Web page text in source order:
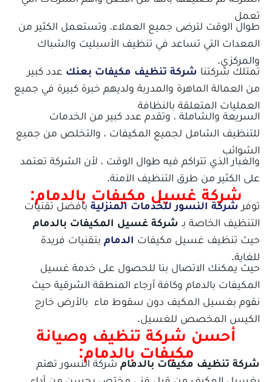
تعمل
طوال الوقت لترضى جميع العملاء، وتستعمل الكثير من
المعدات التي تساعد في تنظيف الأسبليت والشباك
والمركزي.
تمتلك شركتنا شركة تنظيف مكيفات بعنك عدد كبير
من العمالة الماهرة والمدربة ولديهم خبرة كبيرة في جميع
العمليات المتعلقة بالنظافة
السريعة والشاملة ، وتقدم عدد كبير من الخدمات
للتنظيف الشامل لجميع المكيفات ، والتخلص من جميع
الشوائب
والغبار الذي تتراكم فيه طوال الوقت ، لأن الشركة تعتمد
على الكثير من طرق التنظيف الآمنة.
شركة غسيل مكيفات بالدمام:
توفر شركة النسور للخدمات المنزلية بأفضل تقنيات
التنظيف الخاصة بـ شركة غسيل المكيفات بالدمام
حيث تنظيف غسيل مكيفات الدمام بتقنيات فريدة
للغاية.
حيث يمكنك الاتصال بنا للحصول على خدمة غسيل
المكيفات بالدمام وكافة أرجاء المنطقة الشرقية حيث
نقوم بغسيل المكيف دون سقوط ماء بالأرض خارج
الكيس المخصص للغسيل.
أحسن شركة تنظيف وصيانة
مكيفات بالدمام:
شركة تنظيف مكيفات بالدمام شركة النسور تهتم